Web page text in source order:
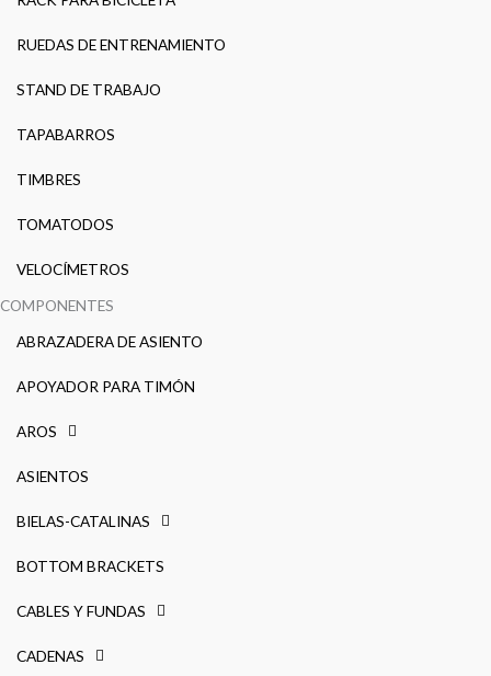
RUEDAS DE ENTRENAMIENTO
STAND DE TRABAJO
TAPABARROS
TIMBRES
TOMATODOS
VELOCÍMETROS
COMPONENTES
ABRAZADERA DE ASIENTO
APOYADOR PARA TIMÓN
AROS
ASIENTOS
BIELAS-CATALINAS
BOTTOM BRACKETS
CABLES Y FUNDAS
CADENAS